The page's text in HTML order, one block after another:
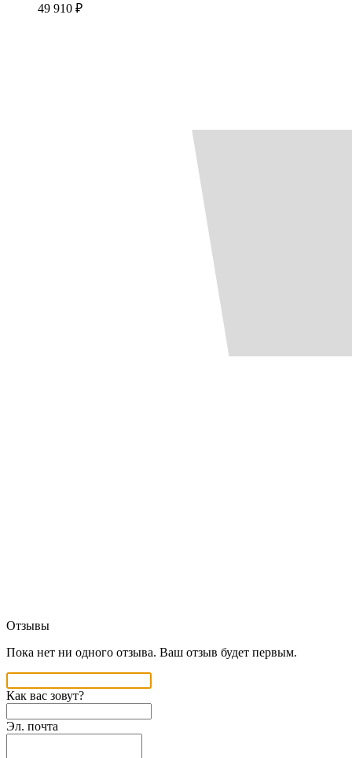
49 910 ₽
Отзывы
Пока нет ни одного отзыва. Ваш отзыв будет первым.
Как вас зовут?
Эл. почта